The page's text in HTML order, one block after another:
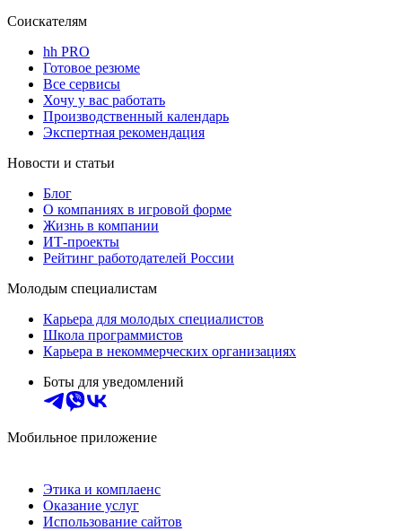
Соискателям
hh PRO
Готовое резюме
Все сервисы
Хочу у вас работать
Производственный календарь
Экспертная рекомендация
Новости и статьи
Блог
О компаниях в игровой форме
Жизнь в компании
ИТ-проекты
Рейтинг работодателей России
Молодым специалистам
Карьера для молодых специалистов
Школа программистов
Карьера в некоммерческих организациях
Боты для уведомлений
Мобильное приложение
Этика и комплаенс
Оказание услуг
Использование сайтов